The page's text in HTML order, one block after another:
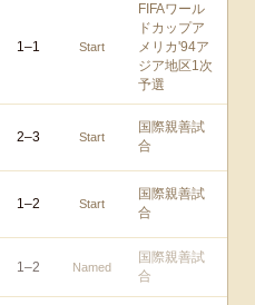
1–1 Start
FIFAワール
ドカップア
メリカ'94ア
ジア地区1次
予選
2–3 Start
国際親善試
合
1–2 Start
国際親善試
合
1–2 Named
国際親善試
合